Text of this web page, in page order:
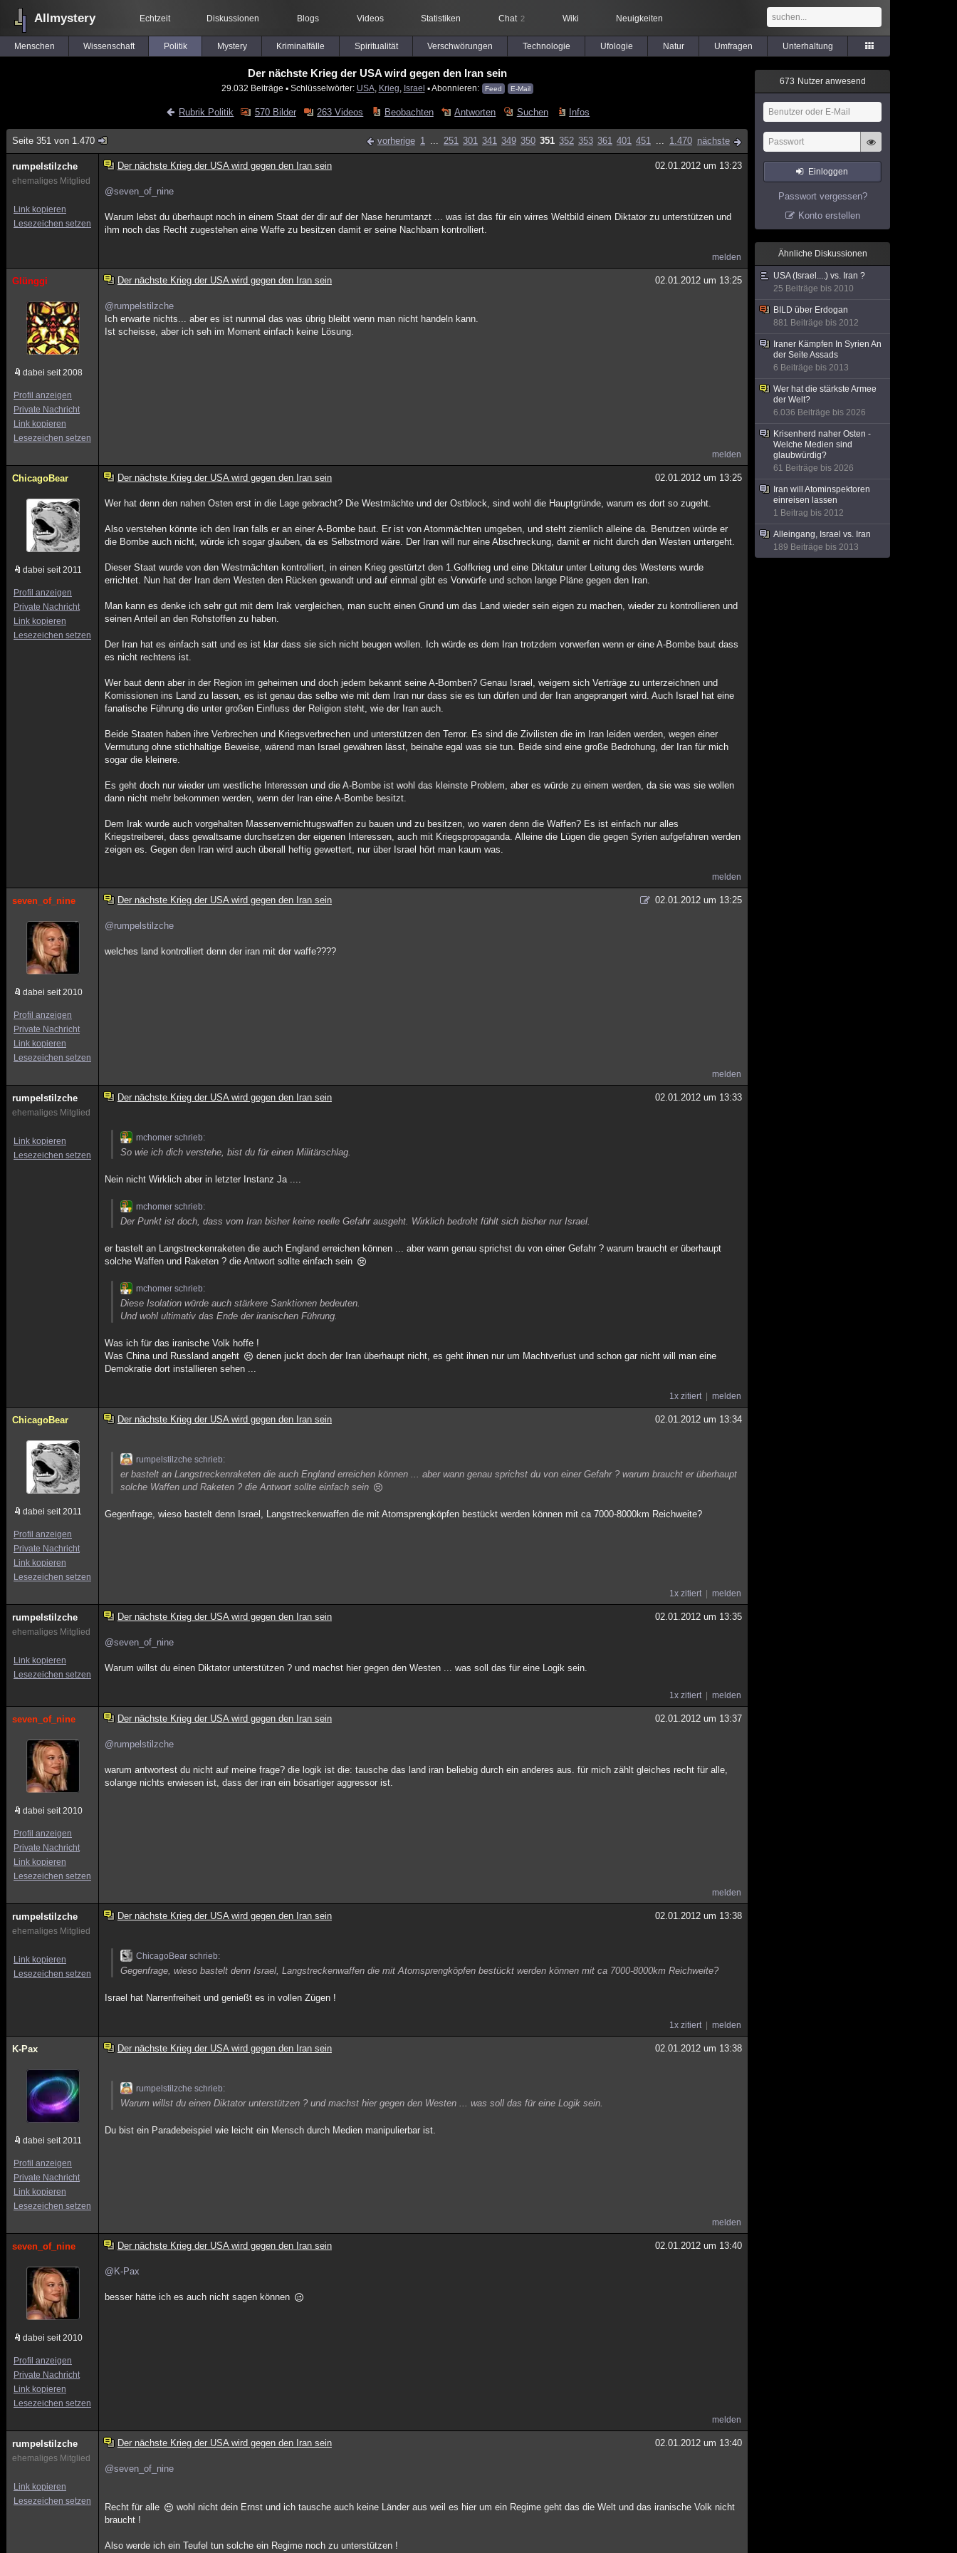
Allmystery Echtzeit Diskussionen Blogs Videos Statistiken Chat 2 Wiki Neuigkeiten
Menschen Wissenschaft Politik Mystery Kriminalfälle Spiritualität Verschwörungen Technologie Ufologie Natur Umfragen Unterhaltung
Der nächste Krieg der USA wird gegen den Iran sein
29.032 Beiträge ▪ Schlüsselwörter: USA, Krieg Israel ▪ Abonnieren: Feed E-Mail
Rubrik Politik 570 Bilder 263 Videos Beobachten Antworten Suchen Infos
Seite 351 von 1.470 vorherige 1 ... 251 301 341 349 350 351 352 353 361 401 451 ... 1.470 nächste
rumpelstilzche
ehemaliges Mitglied
Link kopieren
Lesezeichen setzen
Der nächste Krieg der USA wird gegen den Iran sein 02.01.2012 um 13:23
@seven_of_nine
Warum lebst du überhaupt noch in einem Staat der dir auf der Nase herumtanzt ... was ist das für ein wirres Weltbild einem Diktator zu unterstützen und
ihm noch das Recht zugestehen eine Waffe zu besitzen damit er seine Nachbarn kontrolliert.
melden
Glünggi
dabei seit 2008
Profil anzeigen
Private Nachricht
Link kopieren
Lesezeichen setzen
Der nächste Krieg der USA wird gegen den Iran sein 02.01.2012 um 13:25
@rumpelstilzche
Ich erwarte nichts... aber es ist nunmal das was übrig bleibt wenn man nicht handeln kann.
Ist scheisse, aber ich seh im Moment einfach keine Lösung.
melden
ChicagoBear
dabei seit 2011
Profil anzeigen
Private Nachricht
Link kopieren
Lesezeichen setzen
Der nächste Krieg der USA wird gegen den Iran sein 02.01.2012 um 13:25
Wer hat denn den nahen Osten erst in die Lage gebracht? Die Westmächte und der Ostblock, sind wohl die Hauptgründe, warum es dort so zugeht.
Also verstehen könnte ich den Iran falls er an einer A-Bombe baut. Er ist von Atommächten umgeben, und steht ziemlich alleine da. Benutzen würde er
die Bombe auch nicht, würde ich sogar glauben, da es Selbstmord wäre. Der Iran will nur eine Abschreckung, damit er nicht durch den Westen untergeht.
Dieser Staat wurde von den Westmächten kontrolliert, in einen Krieg gestürtzt den 1.Golfkrieg und eine Diktatur unter Leitung des Westens wurde
errichtet. Nun hat der Iran dem Westen den Rücken gewandt und auf einmal gibt es Vorwürfe und schon lange Pläne gegen den Iran.
Man kann es denke ich sehr gut mit dem Irak vergleichen, man sucht einen Grund um das Land wieder sein eigen zu machen, wieder zu kontrollieren und
seinen Anteil an den Rohstoffen zu haben.
Der Iran hat es einfach satt und es ist klar dass sie sich nicht beugen wollen. Ich würde es dem Iran trotzdem vorwerfen wenn er eine A-Bombe baut dass
es nicht rechtens ist.
Wer baut denn aber in der Region im geheimen und doch jedem bekannt seine A-Bomben? Genau Israel, weigern sich Verträge zu unterzeichnen und
Komissionen ins Land zu lassen, es ist genau das selbe wie mit dem Iran nur dass sie es tun dürfen und der Iran angeprangert wird. Auch Israel hat eine
fanatische Führung die unter großen Einfluss der Religion steht, wie der Iran auch.
Beide Staaten haben ihre Verbrechen und Kriegsverbrechen und unterstützen den Terror. Es sind die Zivilisten die im Iran leiden werden, wegen einer
Vermutung ohne stichhaltige Beweise, wärend man Israel gewähren lässt, beinahe egal was sie tun. Beide sind eine große Bedrohung, der Iran für mich
sogar die kleinere.
Es geht doch nur wieder um westliche Interessen und die A-Bombe ist wohl das kleinste Problem, aber es würde zu einem werden, da sie was sie wollen
dann nicht mehr bekommen werden, wenn der Iran eine A-Bombe besitzt.
Dem Irak wurde auch vorgehalten Massenvernichtugswaffen zu bauen und zu besitzen, wo waren denn die Waffen? Es ist einfach nur alles
Kriegstreiberei, dass gewaltsame durchsetzen der eigenen Interessen, auch mit Kriegspropaganda. Alleine die Lügen die gegen Syrien aufgefahren werden
zeigen es. Gegen den Iran wird auch überall heftig gewettert, nur über Israel hört man kaum was.
melden
seven_of_nine
dabei seit 2010
Profil anzeigen
Private Nachricht
Link kopieren
Lesezeichen setzen
Der nächste Krieg der USA wird gegen den Iran sein 02.01.2012 um 13:25
@rumpelstilzche
welches land kontrolliert denn der iran mit der waffe????
melden
rumpelstilzche
ehemaliges Mitglied
Link kopieren
Lesezeichen setzen
Der nächste Krieg der USA wird gegen den Iran sein 02.01.2012 um 13:33
mchomer schrieb:
So wie ich dich verstehe, bist du für einen Militärschlag.
Nein nicht Wirklich aber in letzter Instanz Ja ....
mchomer schrieb:
Der Punkt ist doch, dass vom Iran bisher keine reelle Gefahr ausgeht. Wirklich bedroht fühlt sich bisher nur Israel.
er bastelt an Langstreckenraketen die auch England erreichen können ... aber wann genau sprichst du von einer Gefahr ? warum braucht er überhaupt
solche Waffen und Raketen ? die Antwort sollte einfach sein
mchomer schrieb:
Diese Isolation würde auch stärkere Sanktionen bedeuten.
Und wohl ultimativ das Ende der iranischen Führung.
Was ich für das iranische Volk hoffe !
Was China und Russland angeht
denen juckt doch der Iran überhaupt nicht, es geht ihnen nur um Machtverlust und schon gar nicht will man eine
Demokratie dort installieren sehen ...
1x zitiert melden
ChicagoBear
dabei seit 2011
Profil anzeigen
Private Nachricht
Link kopieren
Lesezeichen setzen
Der nächste Krieg der USA wird gegen den Iran sein 02.01.2012 um 13:34
rumpelstilzche schrieb:
er bastelt an Langstreckenraketen die auch England erreichen können ... aber wann genau sprichst du von einer Gefahr ? warum braucht er überhaupt
solche Waffen und Raketen ? die Antwort sollte einfach sein
Gegenfrage, wieso bastelt denn Israel, Langstreckenwaffen die mit Atomsprengköpfen bestückt werden können mit ca 7000-8000km Reichweite?
1x zitiert melden
rumpelstilzche
ehemaliges Mitglied
Link kopieren
Lesezeichen setzen
Der nächste Krieg der USA wird gegen den Iran sein 02.01.2012 um 13:35
@seven_of_nine
Warum willst du einen Diktator unterstützen ? und machst hier gegen den Westen ... was soll das für eine Logik sein.
1x zitiert melden
seven_of_nine
dabei seit 2010
Profil anzeigen
Private Nachricht
Link kopieren
Lesezeichen setzen
Der nächste Krieg der USA wird gegen den Iran sein 02.01.2012 um 13:37
@rumpelstilzche
warum antwortest du nicht auf meine frage? die logik ist die: tausche das land iran beliebig durch ein anderes aus. für mich zählt gleiches recht für alle,
solange nichts erwiesen ist, dass der iran ein bösartiger aggressor ist.
melden
rumpelstilzche
ehemaliges Mitglied
Link kopieren
Lesezeichen setzen
Der nächste Krieg der USA wird gegen den Iran sein 02.01.2012 um 13:38
ChicagoBear schrieb:
Gegenfrage, wieso bastelt denn Israel, Langstreckenwaffen die mit Atomsprengköpfen bestückt werden können mit ca 7000-8000km Reichweite?
Israel hat Narrenfreiheit und genießt es in vollen Zügen !
1x zitiert melden
K-Pax
dabei seit 2011
Profil anzeigen
Private Nachricht
Link kopieren
Lesezeichen setzen
Der nächste Krieg der USA wird gegen den Iran sein 02.01.2012 um 13:38
rumpelstilzche schrieb:
Warum willst du einen Diktator unterstützen ? und machst hier gegen den Westen ... was soll das für eine Logik sein.
Du bist ein Paradebeispiel wie leicht ein Mensch durch Medien manipulierbar ist.
melden
seven_of_nine
dabei seit 2010
Profil anzeigen
Private Nachricht
Link kopieren
Lesezeichen setzen
Der nächste Krieg der USA wird gegen den Iran sein 02.01.2012 um 13:40
@K-Pax
besser hätte ich es auch nicht sagen können
melden
rumpelstilzche
ehemaliges Mitglied
Link kopieren
Lesezeichen setzen
Der nächste Krieg der USA wird gegen den Iran sein 02.01.2012 um 13:40
@seven_of_nine
Recht für alle
wohl nicht dein Ernst und ich tausche auch keine Länder aus weil es hier um ein Regime geht das die Welt und das iranische Volk nicht
braucht !
Also werde ich ein Teufel tun solche ein Regime noch zu unterstützen !
673 Nutzer anwesend
Einloggen
Passwort vergessen?
Konto erstellen
Ähnliche Diskussionen
USA (Israel....) vs. Iran ?
25 Beiträge bis 2010
BILD über Erdogan
881 Beiträge bis 2012
Iraner Kämpfen In Syrien An
der Seite Assads
6 Beiträge bis 2013
Wer hat die stärkste Armee
der Welt?
6.036 Beiträge bis 2026
Krisenherd naher Osten -
Welche Medien sind
glaubwürdig?
61 Beiträge bis 2026
Iran will Atominspektoren
einreisen lassen
1 Beitrag bis 2012
Alleingang, Israel vs. Iran
189 Beiträge bis 2013